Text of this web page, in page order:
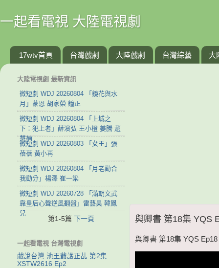
一起看電視 大陸電視劇
17wtv首頁 台灣戲劇 大陸戲劇 台灣綜藝 大
與卿書 第18集 YQS
與卿書 第18集 YQS Ep18
大陸電視劇 最新資訊
微短劇 WDJ 20260804 「鏡花與水
月」蒙恩 胡家榮 鐘正
微短劇 WDJ 20260804 「上城之
下：犯上者」薛濱弘 王小橙 姜騰 趙
慧楠
微短劇 WDJ 20260803 「女王」張
蓓蓓 黃小再
微短劇 WDJ 20260804 「月老勸合
我勸分」楊澤 崔一梁
微短劇 WDJ 20260728 「滿朝文武
靠皇后心聲逆風翻盤」雷藝昊 韓鳳
兒
第1-5篇 下一頁
一起看電視 台灣電視劇
戲說台灣 池王爺護正乩 第2集
XSTW2616 Ep2